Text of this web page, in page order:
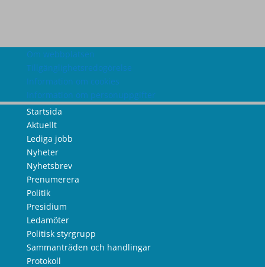
Om webbplatsen
Tillgänglighetsredogörelse
Information om cookies
Information om personuppgifter
Startsida
Aktuellt
Lediga jobb
Nyheter
Nyhetsbrev
Prenumerera
Politik
Presidium
Ledamöter
Politisk styrgrupp
Sammanträden och handlingar
Protokoll